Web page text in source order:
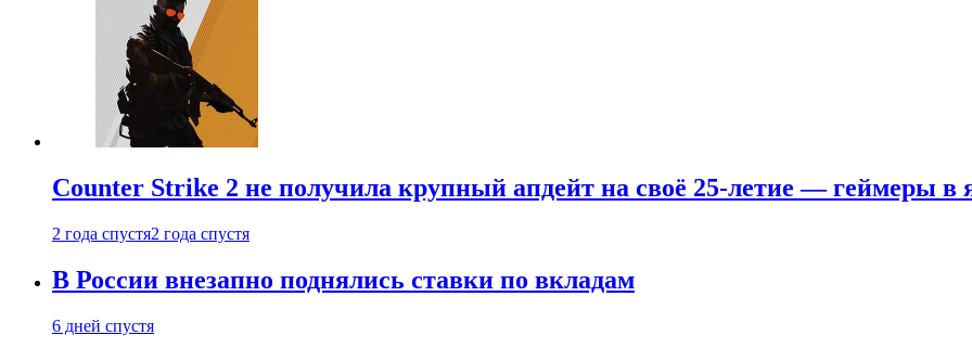
Counter Strike 2 не получила крупный апдейт на своё 25-летие — геймеры в
2 года спустя2 года спустя
В России внезапно поднялись ставки по вкладам
6 дней спустя